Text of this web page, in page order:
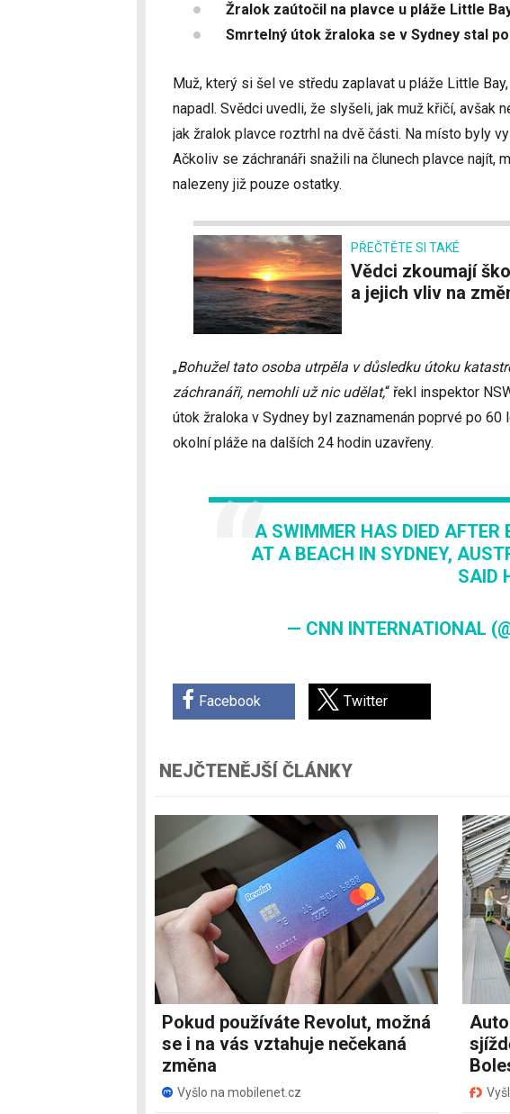
Žralok zaútočil na plavce u pláže Little
Smrtelný útok žraloka se v Sydney stal
Muž, který si šel ve středu zaplavat u pláže Little
napadl. Svědci uvedli, že slyšeli, jak muž křičí, avšak
jak žralok plavce roztrhl na dvě části. Na místo byly
Ačkoliv se záchranáři snažili na člunech plavce najít,
nalezeny již pouze ostatky.
PŘEČTĚTE SI TAKÉ
Vědci zkoumají škodlivé organismy v oceánech
a jejich vliv na
„Bohužel tato osoba utrpěla v důsledku útoku
záchranáři, nemohli už nic udělat,“ řekl inspektor
útok žraloka v Sydney byl zaznamenán poprvé po 60
okolní pláže na dalších 24 hodin uzavřeny.
A SWIMMER HAS DIED AFTER
AT A BEACH IN SYDNEY,
SAID
— CNN INTERNATIONAL
Facebook Twitter
NEJČTENĚJŠÍ ČLÁNKY
Pokud používáte Revolut, možná
se i na vás vztahuje nečekaná
změna
Vyšlo na mobilenet.cz